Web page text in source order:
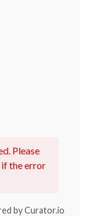
Please
the error
by Curator.io